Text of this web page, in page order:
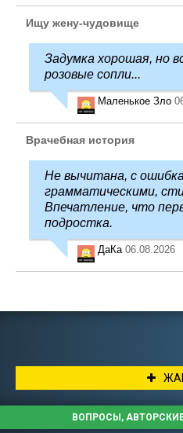
Ищу жену-чудовище
Задумка хорошая, но
розовые сопли...
Маленькое Зло
Врачебная история
Не вычитана, с
грамматическими,
Впечатление, что
подростка.
ДаКа 06.08.2026
ВОПРОСЫ,